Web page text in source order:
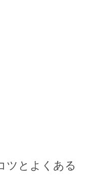
ツとよくある